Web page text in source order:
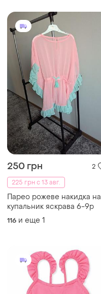
250 грн
2
225 грн с 13 авг.
Парео рожеве накидка на
купальник яскрава 6-9р
116 и еще 1